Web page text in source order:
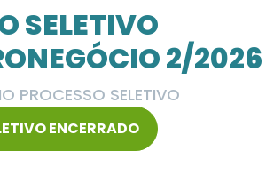
SELETIVO
2/2026
PROCESSO SELETIVO
ENCERRADO